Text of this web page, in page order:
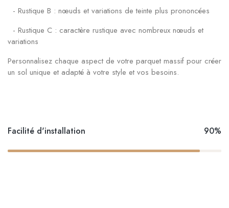
- Rustique B : nœuds et variations de teinte plus prononcées
- Rustique C : caractère rustique avec nombreux nœuds et
variations
Personnalisez chaque aspect de votre parquet massif pour créer
un sol unique et adapté à votre style et vos besoins.
Facilité d'installation 90%